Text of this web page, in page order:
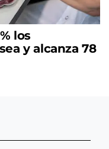
los
y alcanza 78